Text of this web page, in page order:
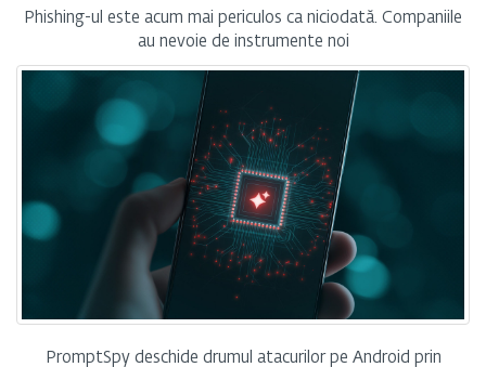
Phishing-ul este acum mai periculos ca niciodată. Companiile
au nevoie de instrumente noi
PromptSpy deschide drumul atacurilor pe Android prin